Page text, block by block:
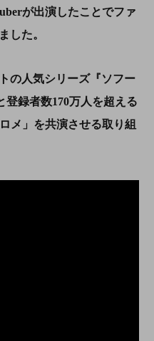
が出演したことでファ
した。
の人気シリーズ『ソフー
登録者数170万人を超える
メ」を共演させる取り組